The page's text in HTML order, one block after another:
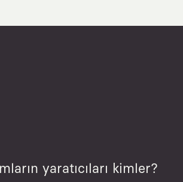
yaratıcıları kimler?